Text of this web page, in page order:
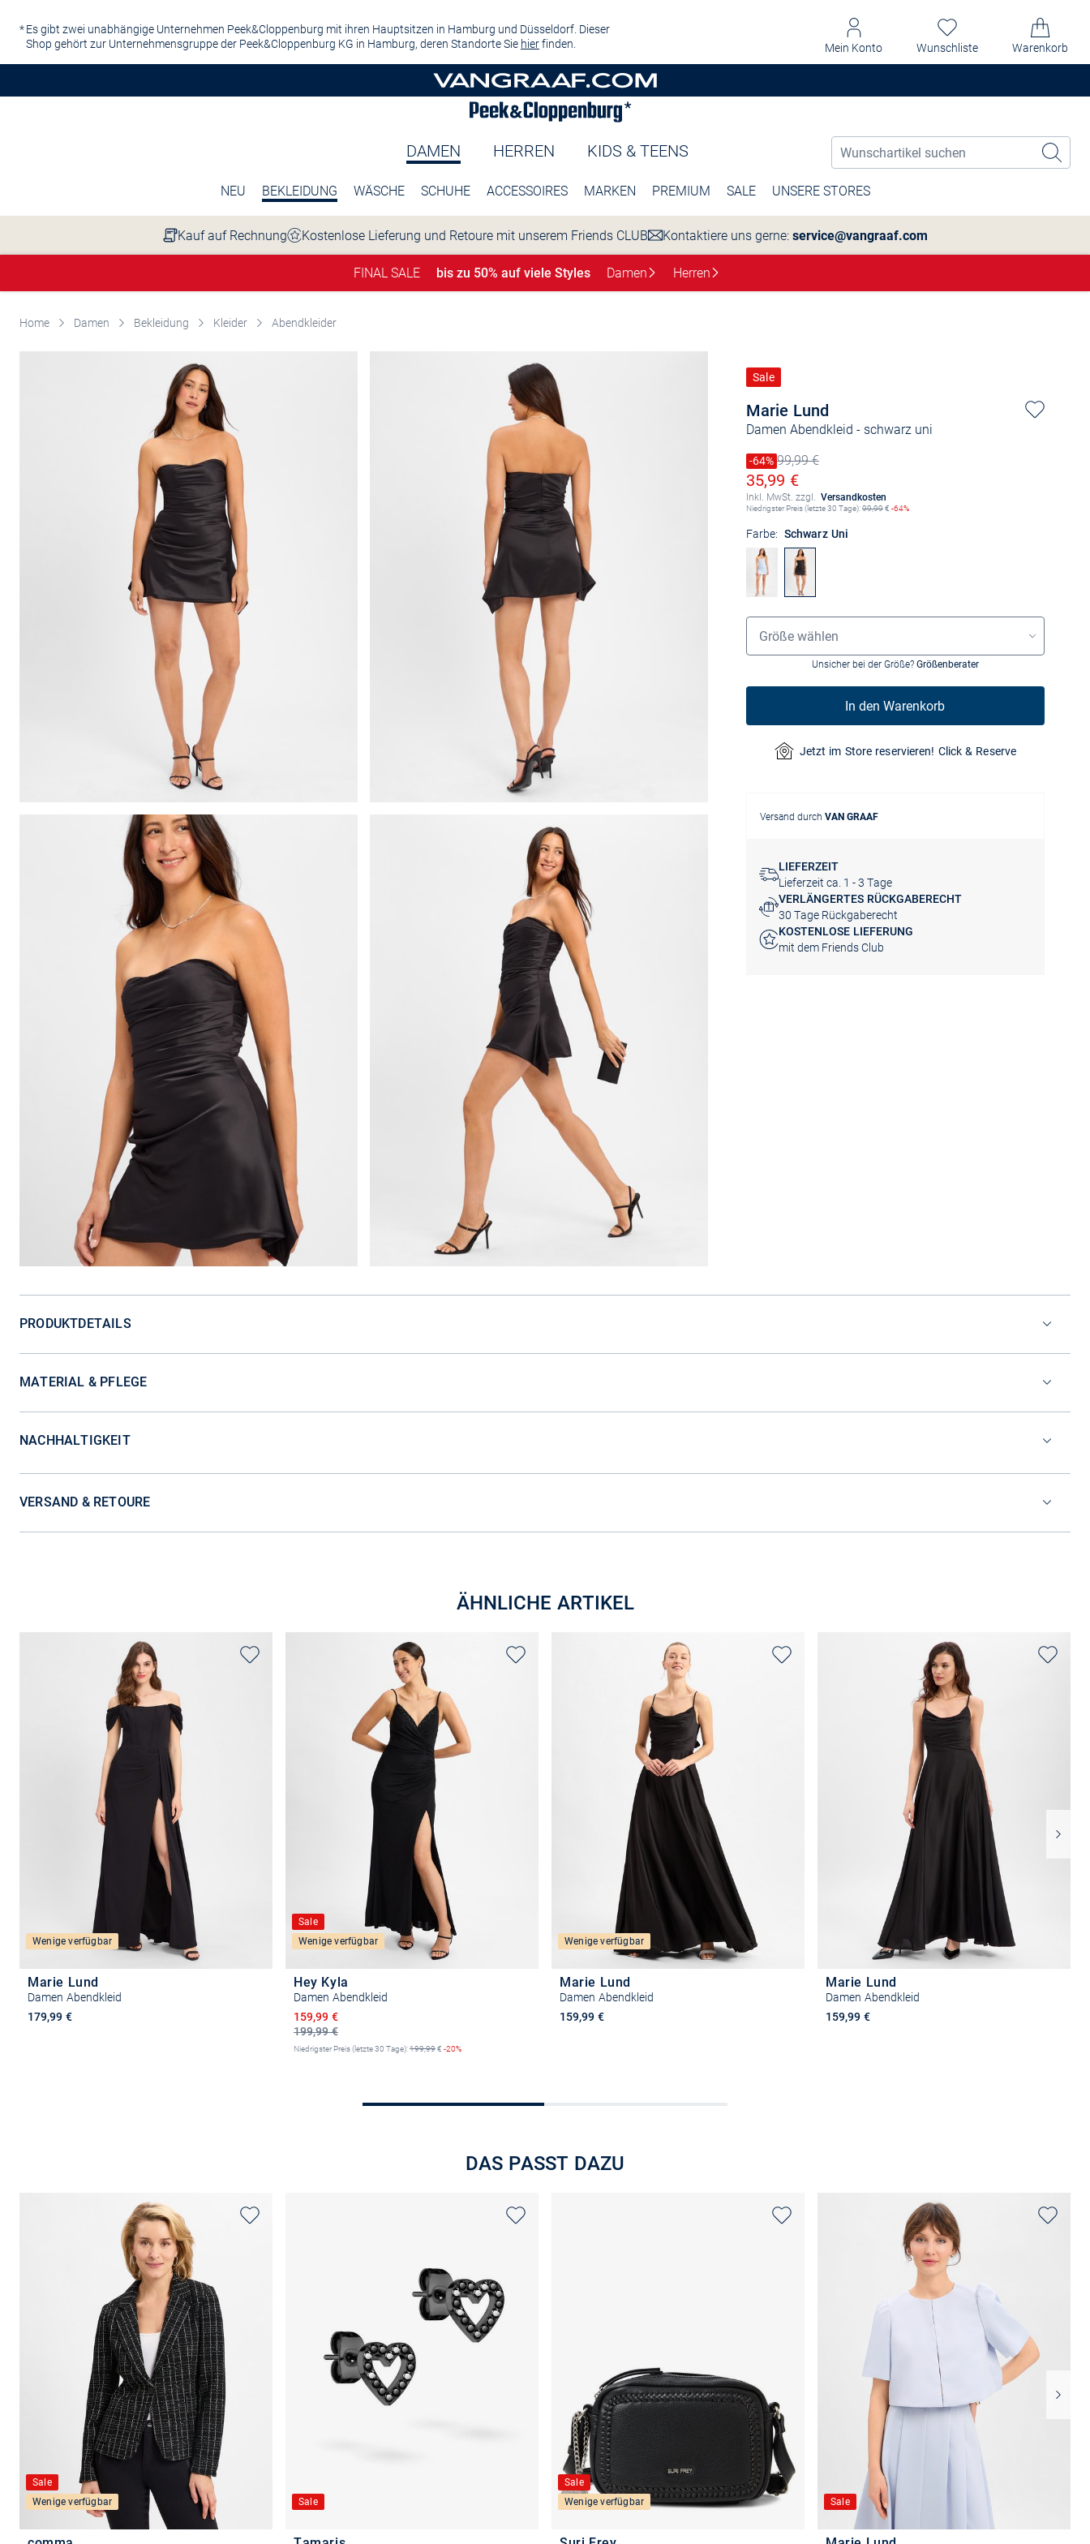
Es gibt zwei unabhängige Unternehmen Peek&Cloppenburg mit ihren Hauptsitzen in Hamburg und Düsseldorf. Dieser
Shop gehört zur Unternehmensgruppe der Peek&Cloppenburg KG in Hamburg, deren Standorte Sie hierfinden. Mein Konto Wunschliste Warenkorb
DAMEN HERREN KIDS & TEENS
NEU BEKLEIDUNG WÄSCHE SCHUHE ACCESSOIRES MARKEN PREMIUM SALE UNSERE STORES
Kauf auf Rechnung Kostenlose Lieferung und Retoure mit unserem Friends CLUB Kontaktiere uns gerne: service@vangraaf.com
FINAL SALE bis zu 50% auf viele Styles Damen Herren
Home Damen Bekleidung Kleider Abendkleider
Marie Lund
Damen Abendkleid - schwarz uni
Sale
Preis reduziert um
-64%
Alter Preis99,99 €
Ermäßigter Preis
35,99 €
Inkl. MwSt. zzgl. Versandkosten
Niedrigster Preis (letzte 30 Tage):99,99€ -64%
Farbe: Schwarz Uni
Größenauswahl
Größe wählen
Unsicher bei der Größe? Größenberater
In den Warenkorb
Jetzt im Store reservieren! Click & Reserve
Versand durch VAN GRAAF
LIEFERZEIT
Lieferzeit ca. 1 - 3 Tage
VERLÄNGERTES RÜCKGABERECHT
30 Tage Rückgaberecht
KOSTENLOSE LIEFERUNG
mit dem Friends Club
PRODUKTDETAILS
MATERIAL & PFLEGE
NACHHALTIGKEIT
VERSAND & RETOURE
ÄHNLICHE ARTIKEL
Wenige verfügbar
Marie Lund
Damen Abendkleid
179,99 €
Sale
Wenige verfügbar
Hey Kyla
Damen Abendkleid
199,99 €
Ermäßigter Preis
159,99 €
Niedrigster Preis (letzte 30 Tage):199,99€ -20%
Wenige verfügbar
Marie Lund
Damen Abendkleid
159,99 €
Marie Lund
Damen Abendkleid
159,99 €
DAS PASST DAZU
Sale
Wenige verfügbar
Sale
Sale
Wenige verfügbar
Sale